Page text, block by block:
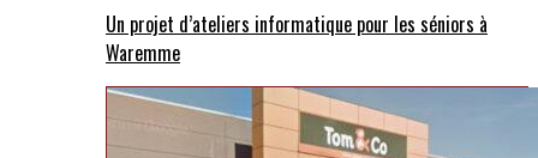
Un projet d’ateliers informatique pour les séniors à
Waremme